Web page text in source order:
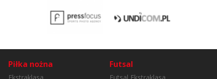
Piłka nożna Futsal